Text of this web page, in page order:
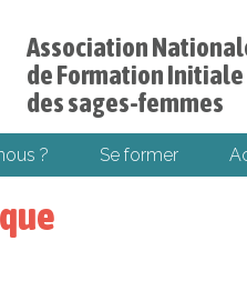
Association
de Formation
des sages-femmes
? Se former